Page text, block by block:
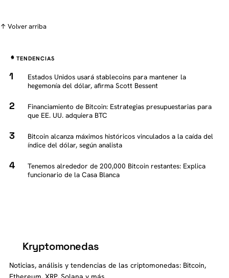
↑ Volver arriba
TENDENCIAS
Estados Unidos usará stablecoins para mantener la
hegemonía del dólar, afirma Scott Bessent
Financiamiento de Bitcoin: Estrategias presupuestarias para
que EE. UU. adquiera BTC
Bitcoin alcanza máximos históricos vinculados a la caída del
índice del dólar, según analista
Tenemos alrededor de 200,000 Bitcoin restantes: Explica
funcionario de la Casa Blanca
Kryptomonedas
Noticias, análisis y tendencias de las criptomonedas: Bitcoin,